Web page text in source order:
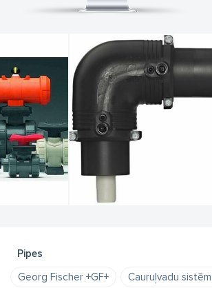
Pipes
Georg Fischer +GF+ Cauruļvadu